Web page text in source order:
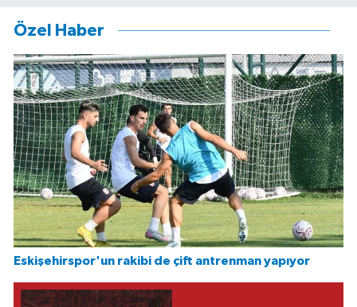
Özel Haber
Eskişehirspor'un rakibi de çift antrenman yapıyor